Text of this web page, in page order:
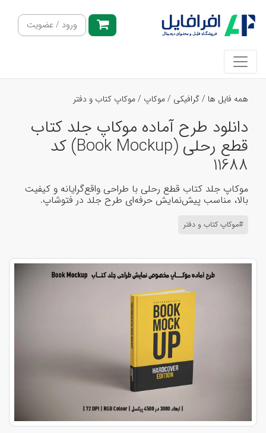
ورود / عضویت
همه فایل ها /گرافیکی /موکاپ /موکاپ کتاب و دفتر
دانلود طرح آماده موکاپ جلد کتاب
قطع رحلی (Book Mockup) کد
11688
موکاپ جلد کتاب قطع رحلی با طراحی واقع‌گرایانه و کیفیت
بالا، مناسب پیش‌نمایش حرفه‌ای طرح جلد در فتوشاپ.
#موکاپ کتاب و دفتر